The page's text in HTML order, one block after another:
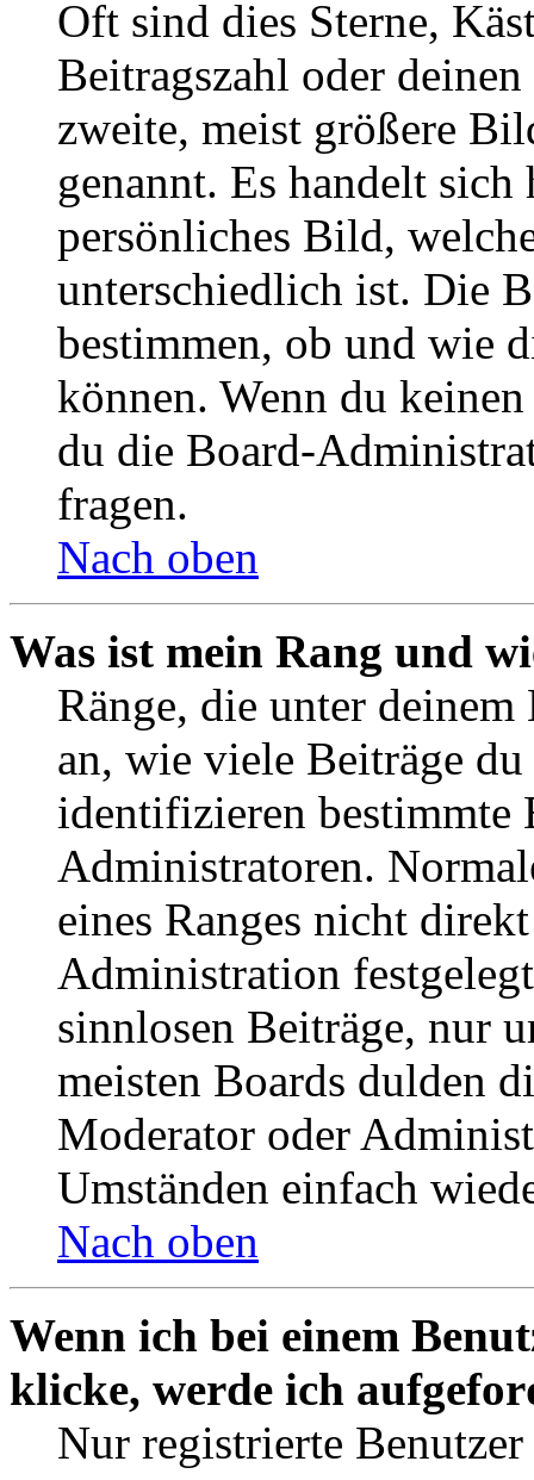
Oft sind dies Sterne,
Beitragszahl oder
zweite, meist größere
genannt. Es handelt
persönliches Bild,
unterschiedlich ist. Die
bestimmen, ob und wie
können. Wenn du
du die Board-
fragen.
Nach oben
Was ist mein Rang und
Ränge, die unter deinem
an, wie viele Beiträge
identifizieren bestimmte
Administratoren.
eines Ranges nicht
Administration
sinnlosen Beiträge, nur
meisten Boards dulden
Moderator oder
Umständen einfach
Nach oben
Wenn ich bei einem
klicke, werde ich
Nur registrierte